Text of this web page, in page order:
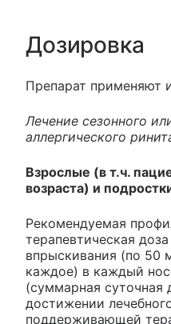
Дозировка
Препарат применяют
Лечение сезонного
аллергического
Взрослые (в т.ч.
возраста) и
Рекомендуемая
терапевтическая
впрыскивания (по 50
каждое) в каждый
(суммарная суточная
достижении
поддерживающей